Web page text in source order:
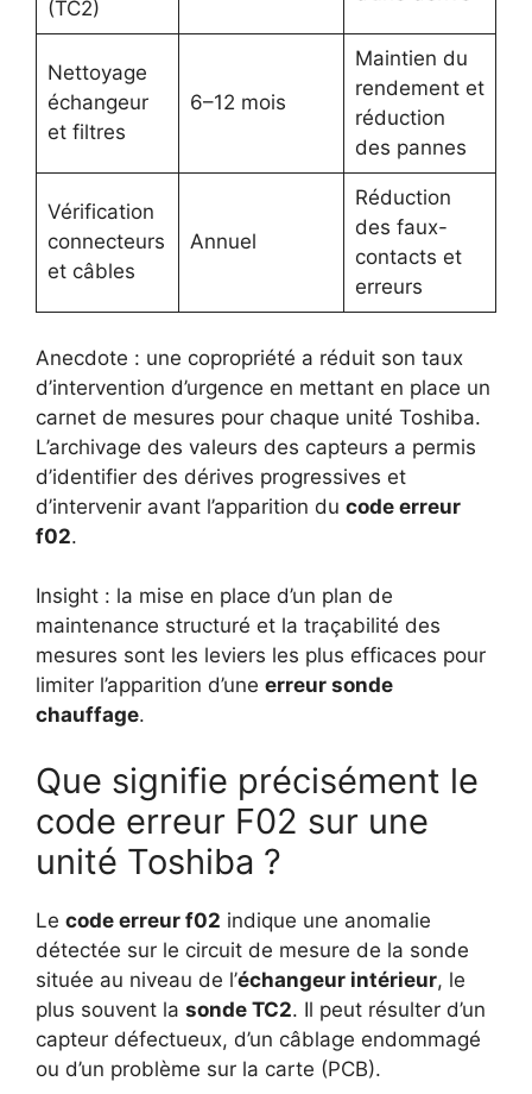
(TC2)
Nettoyage
échangeur
et filtres
6–12 mois
Maintien du
rendement et
réduction
des pannes
Vérification
connecteurs
et câbles
Annuel
Réduction
des faux-
contacts et
erreurs
Anecdote : une copropriété a réduit son taux
d’intervention d’urgence en mettant en place un
carnet de mesures pour chaque unité Toshiba.
L’archivage des valeurs des capteurs a permis
d’identifier des dérives progressives et
d’intervenir avant l’apparition du code erreur
f02.
Insight : la mise en place d’un plan de
maintenance structuré et la traçabilité des
mesures sont les leviers les plus efficaces pour
limiter l’apparition d’une erreur sonde
chauffage.
Que signifie précisément le
code erreur F02 sur une
unité Toshiba ?
Le code erreur f02 indique une anomalie
détectée sur le circuit de mesure de la sonde
située au niveau de l’échangeur intérieur, le
plus souvent la sonde TC2. Il peut résulter d’un
capteur défectueux, d’un câblage endommagé
ou d’un problème sur la carte (PCB).